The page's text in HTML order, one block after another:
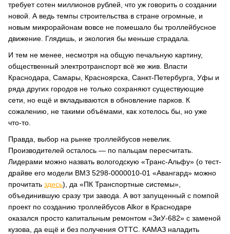
требует сотен миллионов рублей, что уж говорить о создании
новой. А ведь темпы строительства в стране огромные, и
новым микрорайонам вовсе не помешало бы троллейбусное
движение. Глядишь, и экология бы меньше страдала.
И тем не менее, несмотря на общую печальную картину,
общественный электротранспорт всё же жив. Власти
Краснодара, Самары, Красноярска, Санкт-Петербурга, Уфы и
ряда других городов не только сохраняют существующие
сети, но ещё и вкладываются в обновление парков. К
сожалению, не такими объёмами, как хотелось бы, но уже
что-то.
Правда, выбор на рынке троллейбусов невелик.
Производителей осталось — по пальцам пересчитать.
Лидерами можно назвать вологодскую «Транс-Альфу» (о тест-
драйве его модели ВМЗ 5298-0000010-01 «Авангард» можно
прочитать здесь), да «ПК Транспортные системы»,
объединившую сразу три завода. А вот запущенный с помпой
проект по созданию троллейбусов Alkor в Краснодаре
оказался просто капитальным ремонтом «ЗиУ-682» с заменой
кузова, да ещё и без получения ОТТС. КАМАЗ наладить